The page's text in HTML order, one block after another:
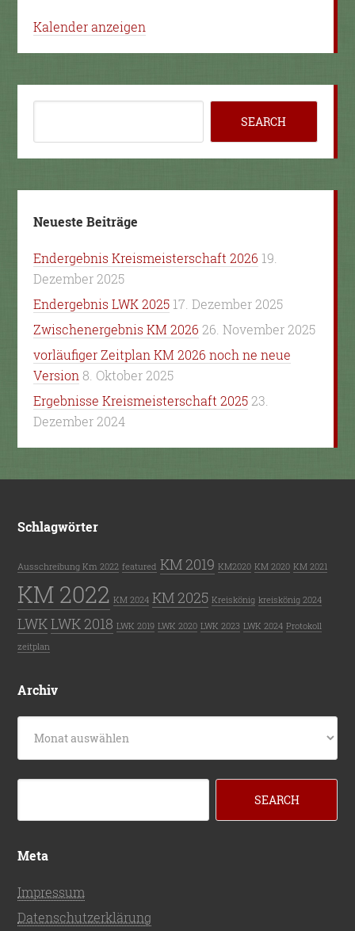
Kalender anzeigen
Neueste Beiträge
Endergebnis Kreismeisterschaft 2026 19.
Dezember 2025
Endergebnis LWK 2025 17. Dezember 2025
Zwischenergebnis KM 2026 26. November 2025
vorläufiger Zeitplan KM 2026 noch ne neue
Version 8. Oktober 2025
Ergebnisse Kreismeisterschaft 2025 23.
Dezember 2024
Schlagwörter
Ausschreibung Km 2022 featured KM 2019 KM2020 KM 2020 KM 2021
KM 2022 KM 2024 KM 2025 Kreiskönig kreiskönig 2024
LWKLWK 2018 LWK 2019 LWK 2020 LWK 2023 LWK 2024 Protokoll
zeitplan
Archiv
Meta
Impressum
Datenschutzerklärung